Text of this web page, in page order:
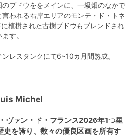
ブドウををメインに、一級畑のなかで
われる右岸エリアのモンテ・ド・トネ
植樹された古樹ブドウもブレンドされ
す。
レスタンクにて6~10カ月間熟成。
Michel
ヴァン・ド・フランス2026年1つ星
史を誇り、数々の優良区画を所有す